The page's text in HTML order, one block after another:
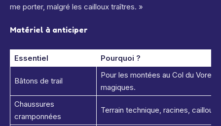
me porter, malgré les cailloux traîtres. »
Matériel à anticiper
Essentiel Pourquoi ?
Bâtons de trail
Pour les montées au Col du Voret,
magiques.
Chaussures
cramponnées
Terrain technique, racines, cailloux